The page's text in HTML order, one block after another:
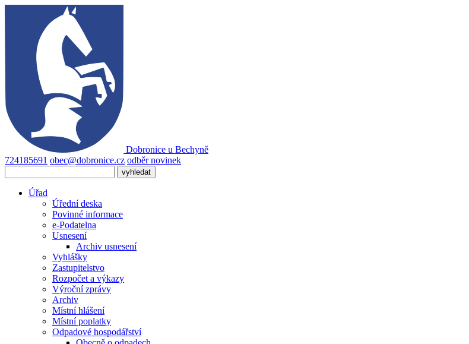
Dobronice u Bechyně
724185691 obec@dobronice.cz odběr novinek
Úřad
Úřední deska
Povinné informace
e-Podatelna
Usnesení
Archiv usnesení
Vyhlášky
Zastupitelstvo
Rozpočet a výkazy
Výroční zprávy
Archiv
Místní hlášení
Místní poplatky
Odpadové hospodářství